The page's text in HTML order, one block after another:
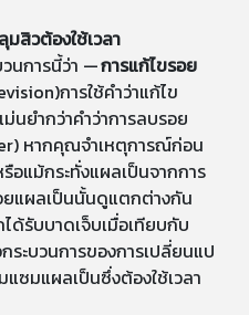
สิวต้องใช้เวลา
วนการนี้ว่า —การแก้ไขรอย
การใช้คำว่าแก้ไข
นยำกว่าคำว่าการลบรอย
หากคุณจำเหตุการณ์ก่อน
อแม้กระทั่งแผลเป็นจากการ
ยแผลเป็นนั้นดูแตกต่างกัน
ด้รับบาดเจ็บเมื่อเทียบกับ
ะบวนการของการเปลี่ยนแป
แซมแผลเป็นซึ่งต้องใช้เวลา